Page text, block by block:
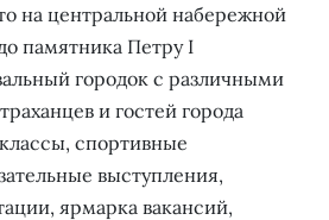
на центральной набережной
памятника Петру I
городок с различными
и гостей города
спортивные
выступления,
ярмарка вакансий,